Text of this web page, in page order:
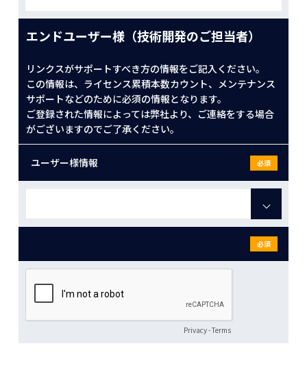
エンドユーザー様（技術開発のご担当者）
リンクスがサポートすべき方の情報をご記入ください。
この情報は、ライセンス累積本数カウント、メンテナンス
サポートなどのために必須の情報となります。
ご登録された情報によっては弊社より、ご連絡をする場合
がございますのでご了承ください。
ユーザー様情報 必須
必須
Privacy-Terms